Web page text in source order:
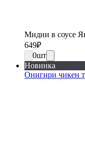
Мидии в соусе
649₽
0шт
Новинка
Онигири чикен